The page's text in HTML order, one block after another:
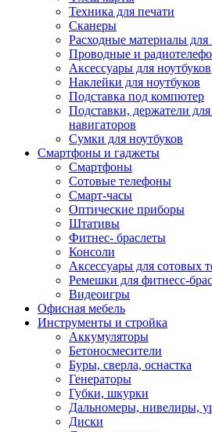
Техника для печати
Сканеры
Расходные материалы для
Проводные и
Аксессуары для ноутбуков
Наклейки для ноутбуков
Подставка под компютер
Подставки, держатели
навигаторов
Сумки для ноутбуков
Смартфоны и гаджеты
Смартфоны
Сотовые телефоны
Смарт-часы
Оптические приборы
Штативы
Фитнес- браслеты
Консоли
Аксессуары для сотовых
Ремешки для фитнесс-
Видеоигры
Офисная мебель
Инструменты и стройка
Аккумуляторы
Бетоносмесители
Буры, сверла, оснастка
Генераторы
Губки, шкурки
Дальномеры, нивелиры,
Диски